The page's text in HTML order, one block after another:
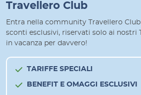
Travellero Club
Entra nella community Travellero
sconti esclusivi, riservati solo ai nostri
in vacanza per davvero!
TARIFFE SPECIALI
BENEFIT E OMAGGI ESCLUSIVI